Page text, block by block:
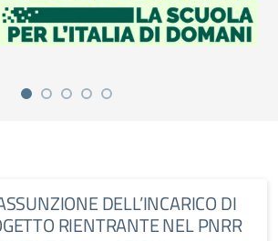
DELL’INCARICO DI
RIENTRANTE NEL PNRR